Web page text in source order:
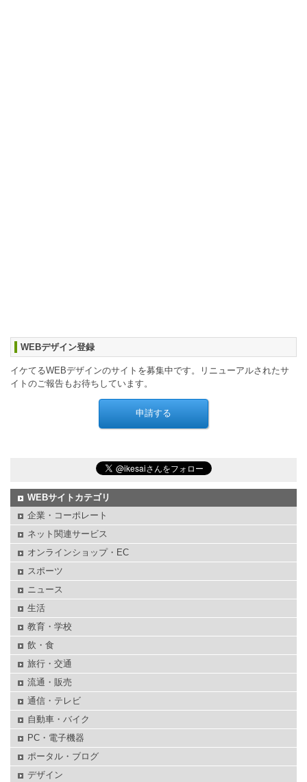
WEBデザイン登録
イケてるWEBデザインのサイトを募集中です。リニューアルされたサ
イトのご報告もお待ちしています。
WEBサイトカテゴリ
企業・コーポレート
ネット関連サービス
オンラインショップ・EC
スポーツ
ニュース
生活
教育・学校
飲・食
旅行・交通
流通・販売
通信・テレビ
自動車・バイク
PC・電子機器
ポータル・ブログ
デザイン